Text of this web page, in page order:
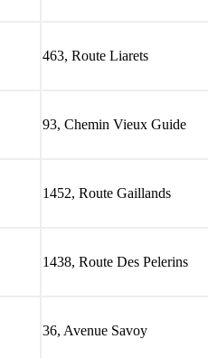
Administration Mentions
463, Route Liarets
93, Chemin Vieux Guide
1452, Route Gaillands
1438, Route Des Pelerins
36, Avenue Savoy